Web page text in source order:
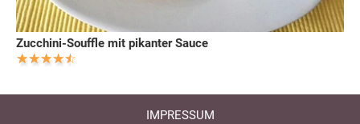
Zucchini-Souffle mit pikanter Sauce
IMPRESSUM